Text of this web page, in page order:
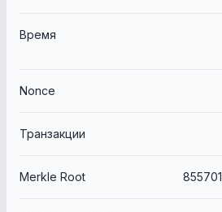
Время
Nonce
Транзакции
Merkle Root